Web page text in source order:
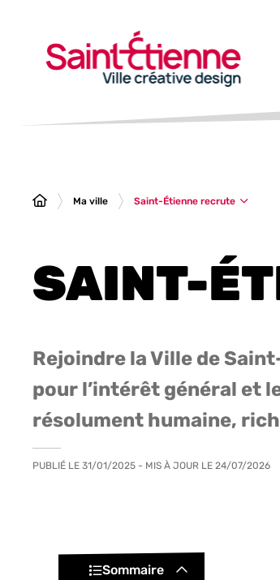
Ma ville Saint-Étienne recrute
SAINT-
Rejoindre la Ville de
pour l’intérêt général et
résolument humaine,
PUBLIÉ LE 31/01/2025 - MIS À JOUR LE 24/07/2026
Sommaire